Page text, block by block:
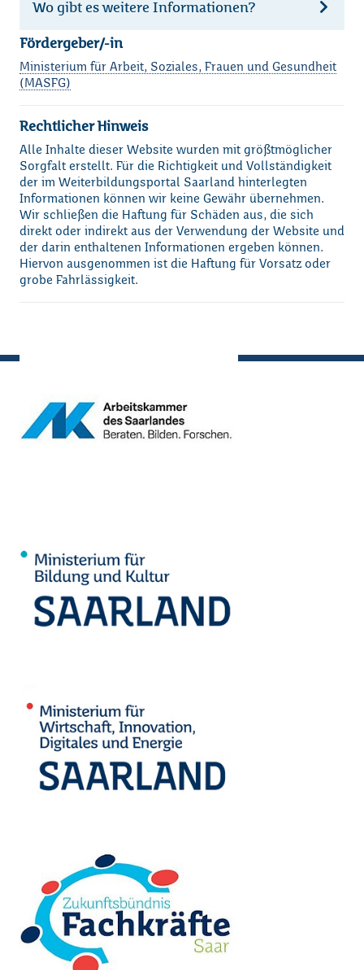
Wo gibt es weitere Informationen?
Fördergeber/-in
Ministerium für Arbeit, Soziales, Frauen und Gesundheit
(MASFG)
Rechtlicher Hinweis
Alle Inhalte dieser Website wurden mit größtmöglicher
Sorgfalt erstellt. Für die Richtigkeit und Vollständigkeit
der im Weiterbildungsportal Saarland hinterlegten
Informationen können wir keine Gewähr übernehmen.
Wir schließen die Haftung für Schäden aus, die sich
direkt oder indirekt aus der Verwendung der Website und
der darin enthaltenen Informationen ergeben können.
Hiervon ausgenommen ist die Haftung für Vorsatz oder
grobe Fahrlässigkeit.
Loading...